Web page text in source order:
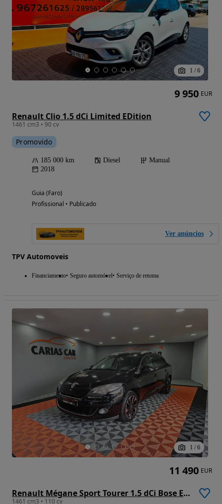
1 / 6
Renault Clio 1.5 dCi Limited EDition
1461 cm3 • 90 cv
Promovido
185 000 km Diesel
Manual
2018
Guia (Faro)
Profissional • Publicado
Ver anúncios
TPV Automoveis
Financiamento Seguro automóvel Serviço de retoma
9 950 EUR
1 / 6
Renault Mégane Sport Tourer 1.5 dCi Bose Edition SS
1461 cm3 • 110 cv
11 490 EUR